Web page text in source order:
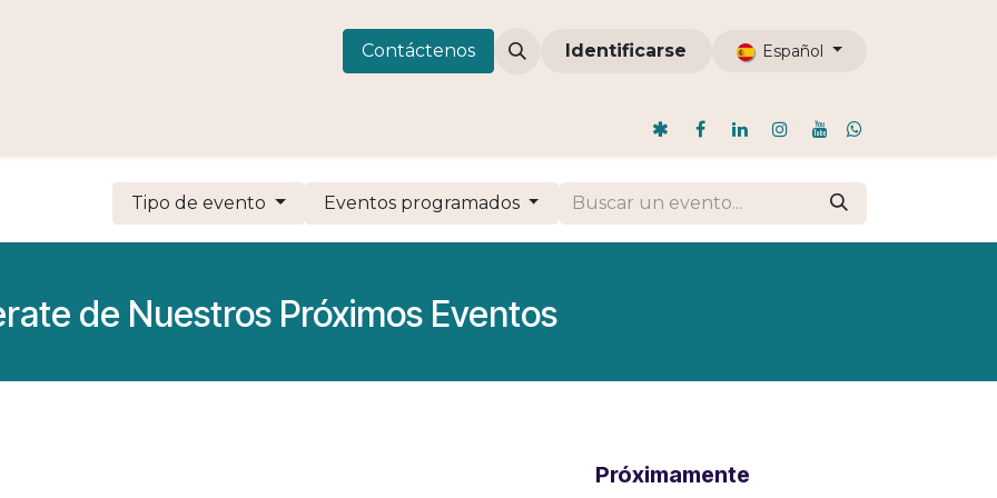
Eventos Comunidades ODI Nosotros Blog
Contáctenos Identificarse Español
Tipo de evento Eventos programados
de Nuestros Próximos Eventos
Próximamente